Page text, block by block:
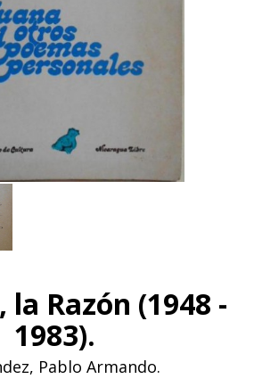
la Razón (1948 -
1983).
Pablo Armando.